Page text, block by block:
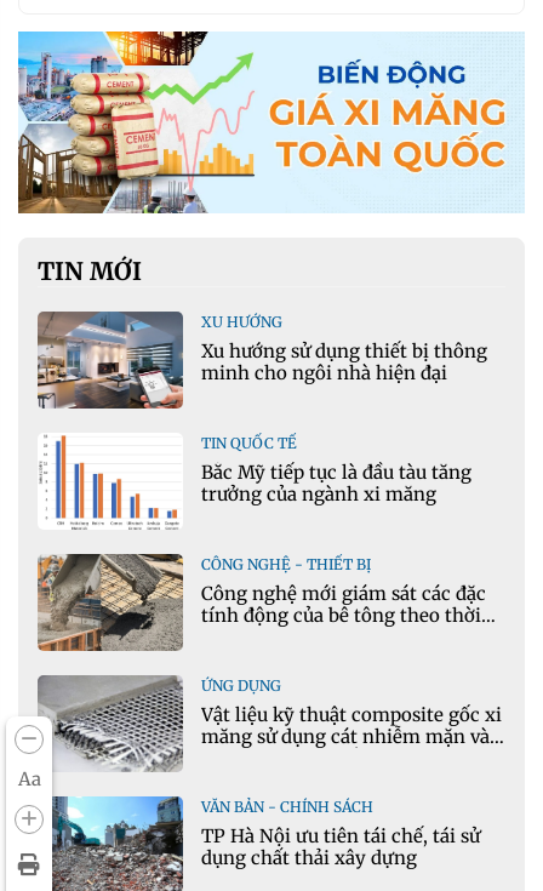
Aa
TIN MỚI
XU HƯỚNG
Xu hướng sử dụng thiết bị thông
minh cho ngôi nhà hiện đại
TIN QUỐC TẾ
Bắc Mỹ tiếp tục là đầu tàu tăng
trưởng của ngành xi măng
CÔNG NGHỆ - THIẾT BỊ
Công nghệ mới giám sát các đặc
tính động của bê tông theo thời
ỨNG DỤNG
Vật liệu kỹ thuật composite gốc xi
măng sử dụng cát nhiễm mặn và
VĂN BẢN - CHÍNH SÁCH
TP Hà Nội ưu tiên tái chế, tái sử
dụng chất thải xây dựng